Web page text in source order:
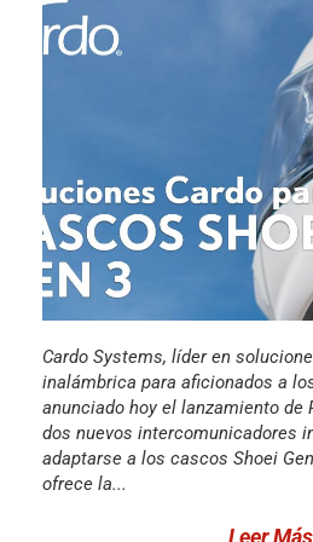
Cardo Systems, líder en
inalámbrica para aficionados a
anunciado hoy el lanzamiento de
dos nuevos intercomunicadores
adaptarse a los cascos Shoei
ofrece la...
Leer Más